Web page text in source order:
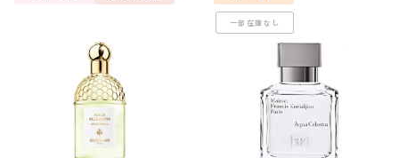
一部在庫なし